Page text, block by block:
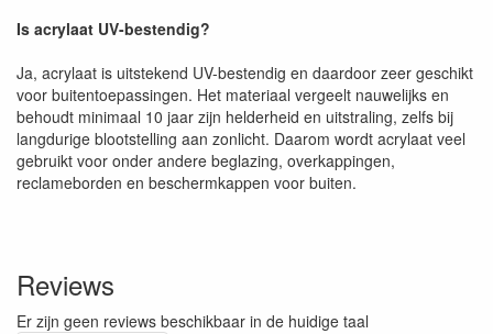
Is acrylaat UV-bestendig?
Ja, acrylaat is uitstekend UV-bestendig en daardoor zeer geschikt
voor buitentoepassingen. Het materiaal vergeelt nauwelijks en
behoudt minimaal 10 jaar zijn helderheid en uitstraling, zelfs bij
langdurige blootstelling aan zonlicht. Daarom wordt acrylaat veel
gebruikt voor onder andere beglazing, overkappingen,
reclameborden en beschermkappen voor buiten.
Reviews
Er zijn geen reviews beschikbaar in de huidige taal